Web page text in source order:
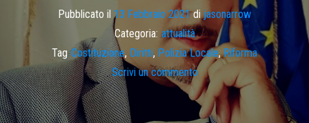
Pubblicato il 13 Febbraio 2021dijasonarrow
Categoria: attualità
Tag Costituzione, Diritti, Polizia Locale,Riforma
Scrivi un commento